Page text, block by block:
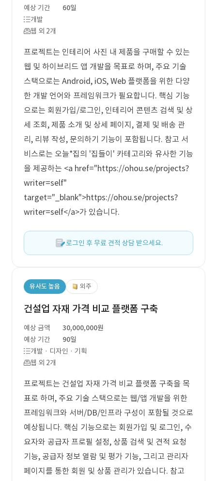
예상 기간
60일
개발
웹 외 2개
프로젝트는 인테리어 사진 내 제품을 구매할 수 있는
웹 및 하이브리드 앱 개발을 목표로 하며, 주요 기술
스택으로는 Android, iOS, Web 플랫폼을 위한 다양
한 개발 언어와 프레임워크가 필요합니다. 핵심 기능
으로는 회원가입/로그인, 인테리어 콘텐츠 검색 및 상
세 조회, 제품 소개 및 상세 페이지, 결제 및 배송 관
리, 리뷰 작성, 문의하기 기능이 포함됩니다. 참고 서
비스로는 오늘*집의 '집들이' 카테고리와 유사한 기능
을 제공하는 <a href="https://ohou.se/projects?
writer=self"
target="_blank">https://ohou.se/projects?
writer=self</a>가 있습니다.
로그인 후 무료 견적 상담 받으세요.
유사도 높음 외주
건설업 자재 가격 비교 플랫폼 구축
예상 금액
30,000,000원
예상 기간
90일
개발 · 디자인 · 기획
웹 외 2개
프로젝트는 건설업 자재 가격 비교 플랫폼 구축을 목
표로 하며, 주요 기술 스택으로는 웹/앱 개발을 위한
프레임워크와 서버/DB/인프라 구성이 포함될 것으로
예상됩니다. 핵심 기능으로는 회원가입 및 로그인, 수
요자와 공급자 프로필 설정, 상품 검색 및 견적 요청
기능, 공급자 정보 열람 및 평가 기능, 그리고 관리자
페이지를 통한 회원 및 상품 관리가 있습니다. 참고